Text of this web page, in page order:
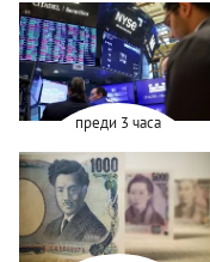
преди 3 часа